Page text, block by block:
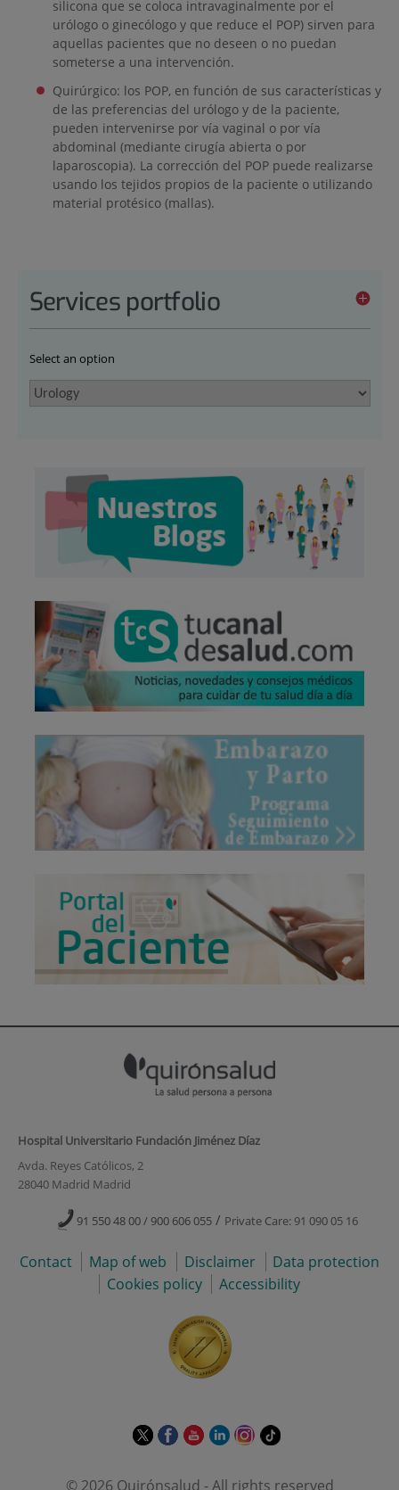
silicona que se coloca intravaginalmente por el
urólogo o ginecólogo y que reduce el POP) sirven para
aquellas pacientes que no deseen o no puedan
someterse a una intervención.
Quirúrgico: los POP, en función de sus características y
de las preferencias del urólogo y de la paciente,
pueden intervenirse por vía vaginal o por vía
abdominal (mediante cirugía abierta o por
laparoscopia). La corrección del POP puede realizarse
usando los tejidos propios de la paciente o utilizando
material protésico (mallas).
Services portfolio
Select an option
Hospital Universitario Fundación Jiménez Díaz
Avda. Reyes Católicos, 2
28040 Madrid Madrid
91 550 48 00 / 900 606 055 / Private Care: 91 090 05 16
Contact Map of web Disclaimer
Data protection
Cookies policy
Accessibility
This This This This This Link
© 2026 Quirónsalud - All rights reserved